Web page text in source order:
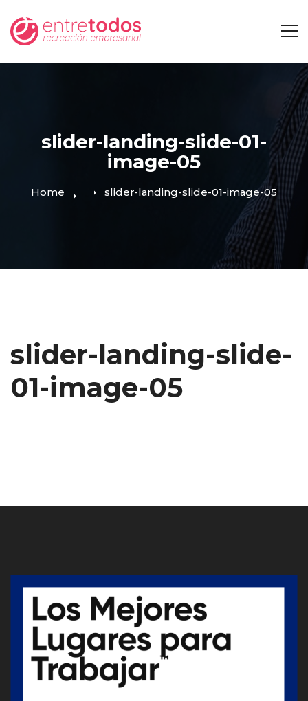
slider-landing-slide-01-
image-05
Home slider-landing-slide-01-image-05
slider-landing-slide-
01-image-05